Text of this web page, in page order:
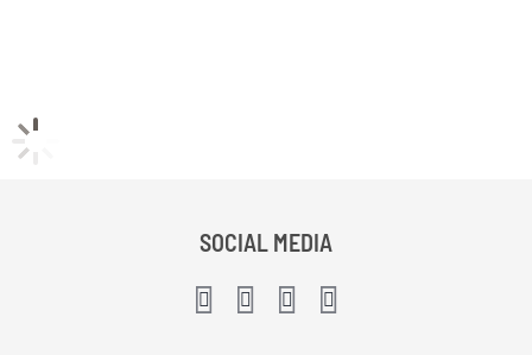
SOCIAL MEDIA